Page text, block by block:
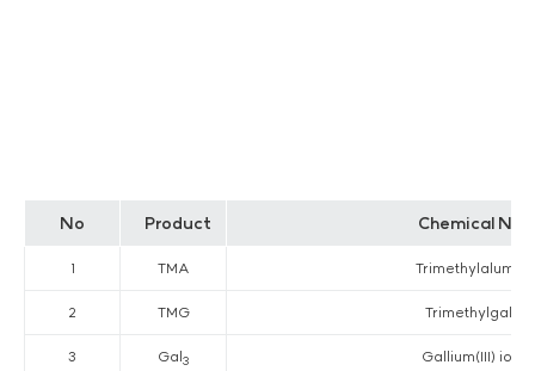
No Product Chemical
1 TMA
2 TMG
3 Gal3 Gallium(III)